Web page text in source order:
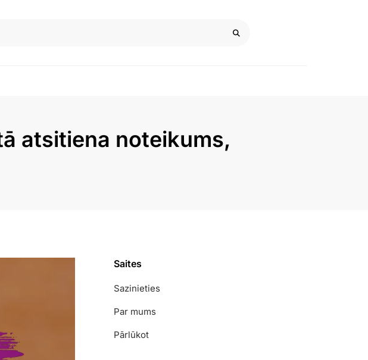
atsitiena noteikums,
Saites
Sazinieties
Par mums
Pārlūkot